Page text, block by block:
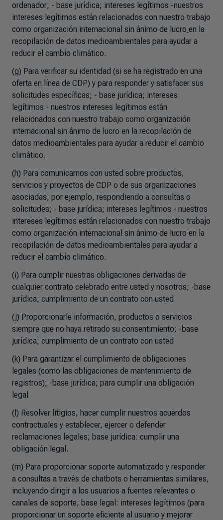
ordenador; - base jurídica; intereses legítimos -nuestros
intereses legítimos están relacionados con nuestro trabajo
como organización internacional sin ánimo de lucro en la
recopilación de datos medioambientales para ayudar a
reducir el cambio climático.
(g) Para verificar su identidad (si se ha registrado en una
oferta en línea de CDP) y para responder y satisfacer sus
solicitudes específicas; - base jurídica; intereses
legítimos - nuestros intereses legítimos están
relacionados con nuestro trabajo como organización
internacional sin ánimo de lucro en la recopilación de
datos medioambientales para ayudar a reducir el cambio
climático.
(h) Para comunicarnos con usted sobre productos,
servicios y proyectos de CDP o de sus organizaciones
asociadas, por ejemplo, respondiendo a consultas o
solicitudes; - base jurídica; intereses legítimos - nuestros
intereses legítimos están relacionados con nuestro trabajo
como organización internacional sin ánimo de lucro en la
recopilación de datos medioambientales para ayudar a
reducir el cambio climático.
(i) Para cumplir nuestras obligaciones derivadas de
cualquier contrato celebrado entre usted y nosotros; -base
jurídica; cumplimiento de un contrato con usted
(j) Proporcionarle información, productos o servicios
siempre que no haya retirado su consentimiento; -base
jurídica; cumplimiento de un contrato con usted
(k) Para garantizar el cumplimiento de obligaciones
legales (como las obligaciones de mantenimiento de
registros); -base jurídica; para cumplir una obligación
legal
(l) Resolver litigios, hacer cumplir nuestros acuerdos
contractuales y establecer, ejercer o defender
reclamaciones legales; base jurídica: cumplir una
obligación legal.
(m) Para proporcionar soporte automatizado y responder
a consultas a través de chatbots o herramientas similares,
incluyendo dirigir a los usuarios a fuentes relevantes o
canales de soporte; base legal: intereses legítimos (para
proporcionar un soporte eficiente al usuario y mejorar